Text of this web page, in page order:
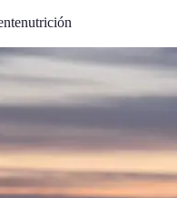
nutrición